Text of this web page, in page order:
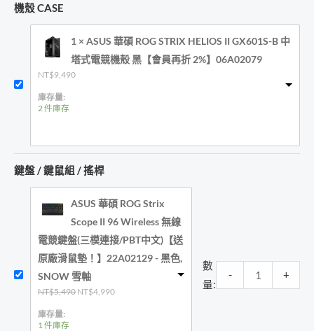
機殼 CASE
1 × ASUS 華碩 ROG STRIX HELIOS II GX601S-B 中
塔式電競機殼 黑【會員再折 2%】06A02079
NT$9,490
庫存量:
2 件庫存
鍵盤 / 鍵鼠組 / 搖桿
ASUS 華碩 ROG Strix
Scope II 96 Wireless 無線
電競鍵盤(三模連接/PBT中文)【送
原廠滑鼠墊！】22A02129 - 黑色,
SNOW 雪軸
NT$5,490 原
NT$4,990目
庫存量:
1 件庫存
數
量:
- +